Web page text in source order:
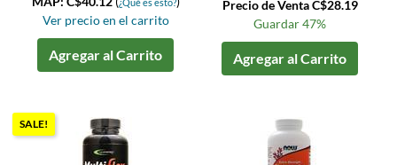
Ver precio en el carrito
Agregar al Carrito
Precio de Venta C$28.19
Guardar 47%
Agregar al Carrito
SALE!